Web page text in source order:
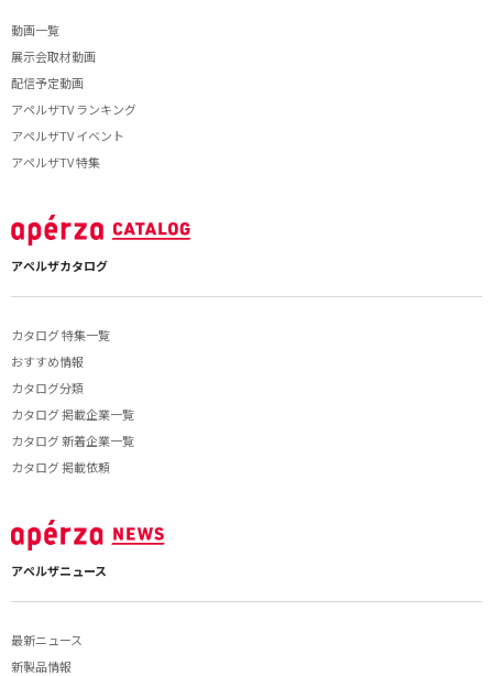
動画一覧
展示会取材動画
配信予定動画
アペルザTV ランキング
アペルザTV イベント
アペルザTV 特集
アペルザカタログ
カタログ 特集一覧
おすすめ情報
カタログ分類
カタログ 掲載企業一覧
カタログ 新着企業一覧
カタログ 掲載依頼
アペルザニュース
最新ニュース
新製品情報